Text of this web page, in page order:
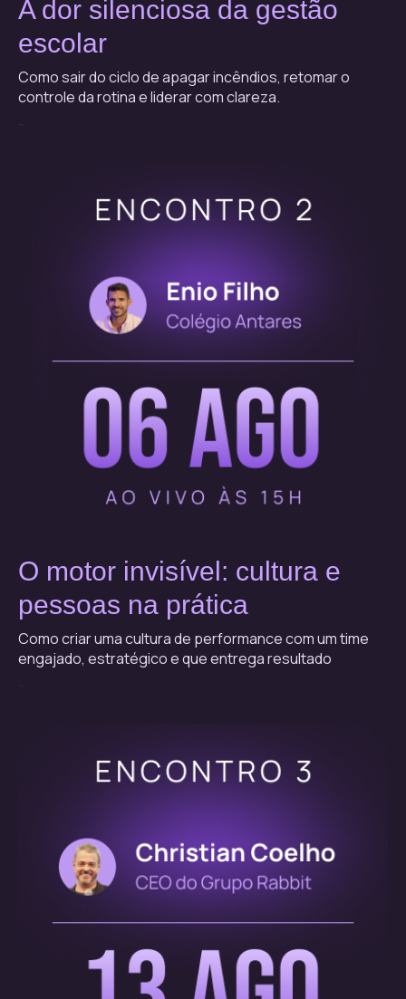
A dor silenciosa da gestão
escolar
Como sair do ciclo de apagar incêndios, retomar o
controle da rotina e liderar com clareza.
O motor invisível: cultura e
pessoas na prática
Como criar uma cultura de performance com um time
engajado, estratégico e que entrega resultado